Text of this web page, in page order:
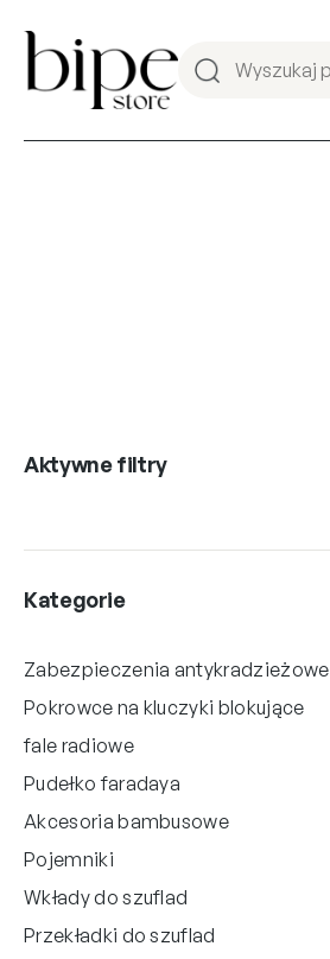
Aktywne filtry
Kategorie
Zabezpieczenia antykradzieżowe
Pokrowce na kluczyki blokujące
fale radiowe
Pudełko faradaya
Akcesoria bambusowe
Pojemniki
Wkłady do szuflad
Przekładki do szuflad